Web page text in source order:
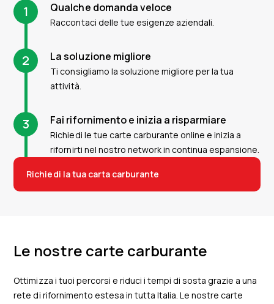
1 Qualche domanda veloce
Raccontaci delle tue esigenze aziendali.
2 La soluzione migliore
Ti consigliamo la soluzione migliore per la tua
attività.
3 Fai rifornimento e inizia a risparmiare
Richiedi le tue carte carburante online e inizia a
rifornirti nel nostro network in continua espansione.
Richiedi la tua carta carburante
Le nostre carte carburante
Ottimizza i tuoi percorsi e riduci i tempi di sosta grazie a una
rete di rifornimento estesa in tutta Italia. Le nostre carte